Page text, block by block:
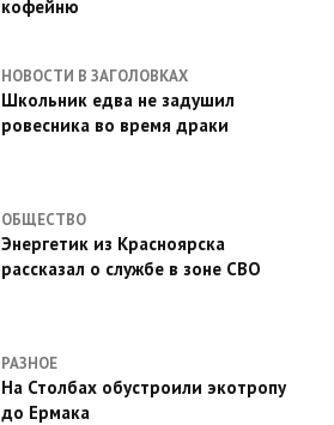
кофейню
НОВОСТИ В ЗАГОЛОВКАХ
Школьник едва не задушил
ровесника во время драки
ОБЩЕСТВО
Энергетик из Красноярска
рассказал о службе в зоне СВО
РАЗНОЕ
На Столбах обустроили экотропу
до Ермака